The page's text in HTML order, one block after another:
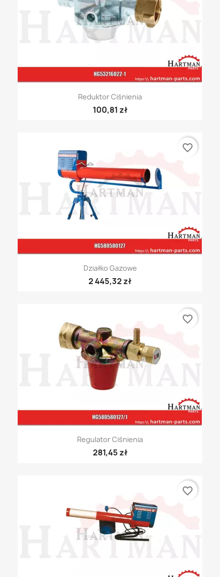
Reduktor Ciśnienia
100,81 zł
Działko Gazowe
2 445,32 zł
favorite_border
Regulator Ciśnienia
281,45 zł
favorite_border
favorite_border